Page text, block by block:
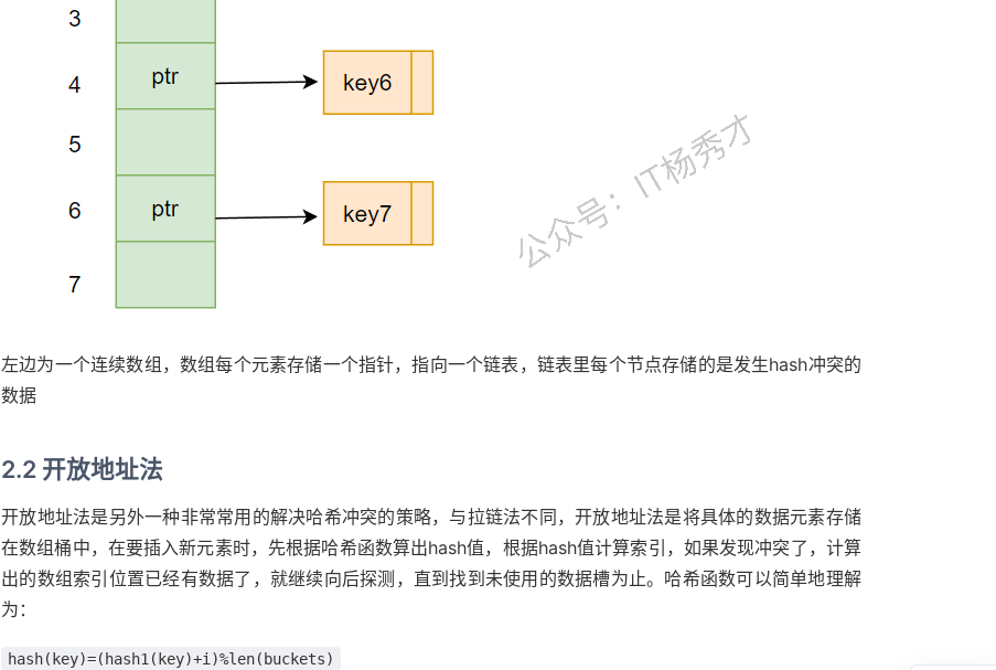
左边为一个连续数组，数组每个元素存储一个指针，指向一个链表，链表里每个节点存储的是发生hash冲突的
数据
2.2 开放地址法
开放地址法是另外一种非常常用的解决哈希冲突的策略，与拉链法不同，开放地址法是将具体的数据元素存储
在数组桶中，在要插入新元素时，先根据哈希函数算出hash值，根据hash值计算索引，如果发现冲突了，计算
出的数组索引位置已经有数据了，就继续向后探测，直到找到未使用的数据槽为止。哈希函数可以简单地理解
为：
hash(key)=(hash1(key)+i)%len(buckets)